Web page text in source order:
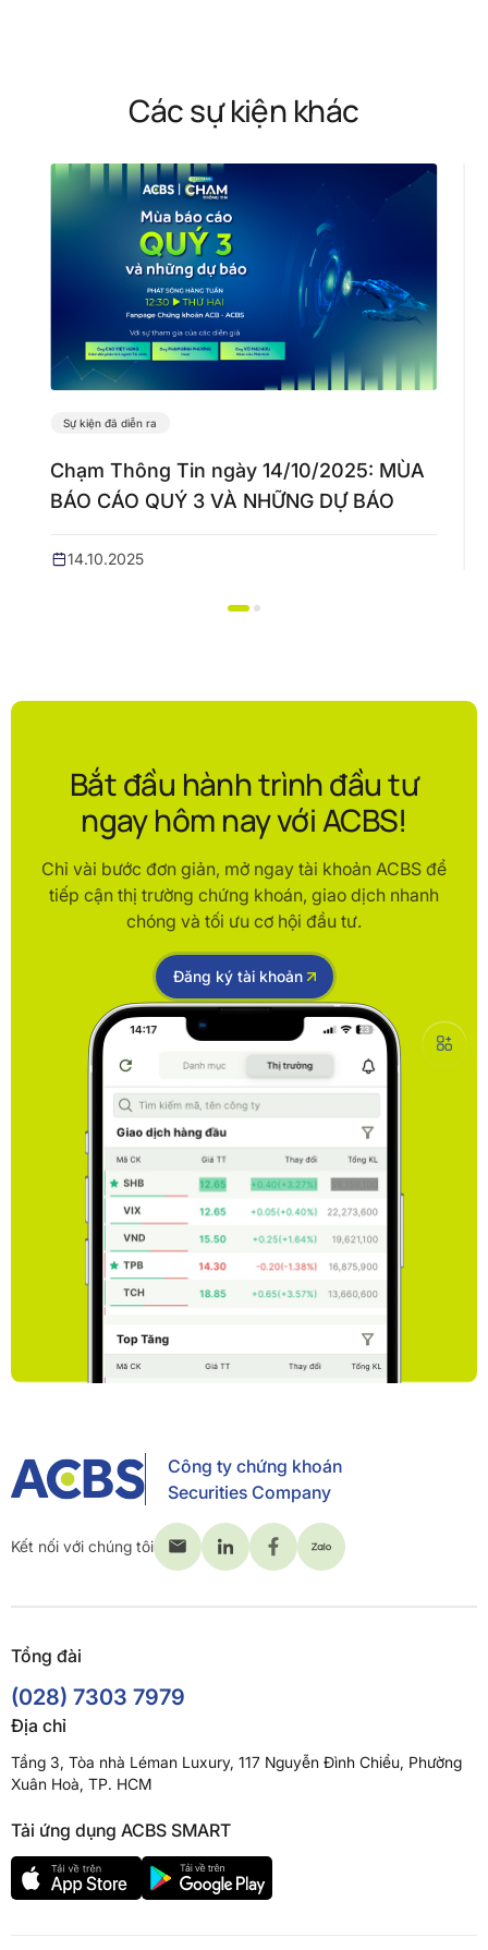
Các sự kiện khác
Sự kiện đã diễn ra
Chạm Thông Tin ngày 14/10/2025: MÙA
BÁO CÁO QUÝ 3 VÀ NHỮNG DỰ BÁO
14.10.2025
Bắt đầu hành trình đầu tư
ngay hôm nay với ACBS!
Chỉ vài bước đơn giản, mở ngay tài khoản ACBS để
tiếp cận thị trường chứng khoán, giao dịch nhanh
chóng và tối ưu cơ hội đầu tư.
Đăng ký tài khoản
Công ty chứng khoán
Securities Company
Kết nối với chúng tôi
Tổng đài
(028) 7303 7979
Địa chỉ
Tầng 3, Tòa nhà Léman Luxury, 117 Nguyễn Đình Chiểu, Phường
Xuân Hoà, TP. HCM
Tải ứng dụng ACBS SMART